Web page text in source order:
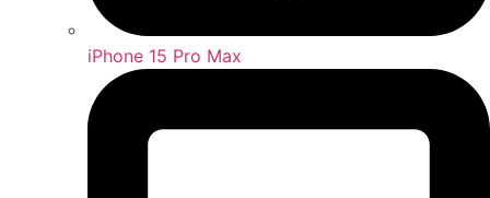
iPhone 15 Pro Max